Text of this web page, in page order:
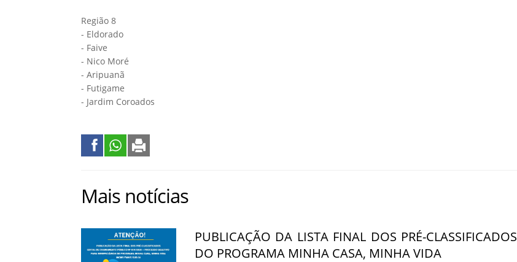
Região 8
- Eldorado
- Faive
- Nico Moré
- Aripuanã
- Futigame
- Jardim Coroados
Mais notícias
PUBLICAÇÃO DA LISTA FINAL DOS PRÉ-CLASSIFICADOS
DO PROGRAMA MINHA CASA, MINHA VIDA